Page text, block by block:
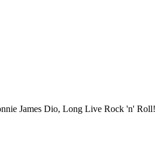
James Dio, Long Live Rock 'n' Roll!